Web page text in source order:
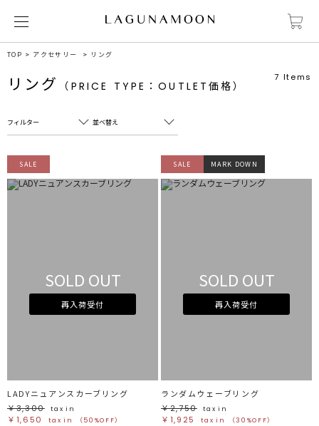
TOP アクセサリー リング
リング （PRICE TYPE：OUTLET価格）
7 Items
フィルター
フリーワード
すべてすべて
ホワイト
ブラックブラック
ピンクピンク
ミックス
並べ替え
売れ筋順
新着順
SALE
SOLD OUT
再入荷受付
LADYニュアンスカーブリング
￥3,300
tax in
￥1,650 tax in （50%OFF）
SALE MARK DOWN
SOLD OUT
再入荷受付
ランダムウェーブリング
￥2,750
tax in
￥1,925 tax in （30%OFF）